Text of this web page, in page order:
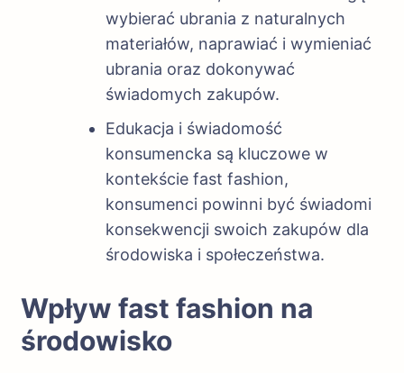
wybierać ubrania z naturalnych
materiałów, naprawiać i wymieniać
ubrania oraz dokonywać
świadomych zakupów.
Edukacja i świadomość
konsumencka są kluczowe w
kontekście fast fashion,
konsumenci powinni być świadomi
konsekwencji swoich zakupów dla
środowiska i społeczeństwa.
Wpływ fast fashion na
środowisko